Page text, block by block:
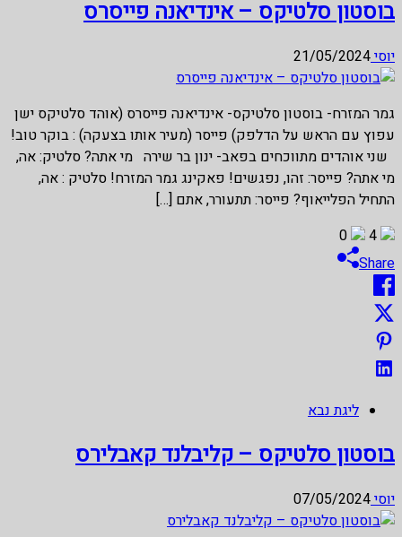
בוסטון סלטיקס – אינדיאנה פייסרס
יוסי21/05/2024
גמר המזרח- בוסטון סלטיקס- אינדיאנה פייסרס (אוהד סלטיקס ישן
עפוץ עם הראש על הדלפק) פייסר (מעיר אותו בצעקה) : בוקר טוב!
שני אוהדים מתווכחים בפאב- ינון בר שירה מי אתה? סלטיק: אה,
מי אתה? פייסר: זהו, נפגשים! פאקינג גמר המזרח! סלטיק : אה,
התחיל הפלייאוף? פייסר: תתעורר, אתם […]
4
0
Share
ליגת נבא
בוסטון סלטיקס – קליבלנד קאבלירס
יוסי07/05/2024